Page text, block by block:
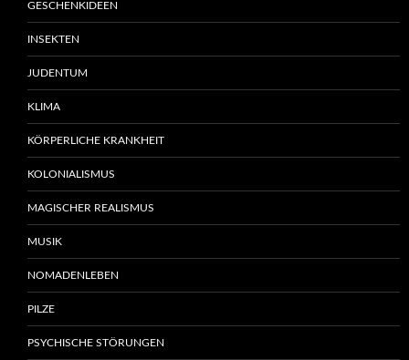
GESCHENKIDEEN
INSEKTEN
JUDENTUM
KLIMA
KÖRPERLICHE KRANKHEIT
KOLONIALISMUS
MAGISCHER REALISMUS
MUSIK
NOMADENLEBEN
PILZE
PSYCHISCHE STÖRUNGEN